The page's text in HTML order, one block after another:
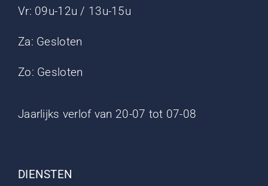
Vr: 09u-12u / 13u-15u
Za: Gesloten
Zo: Gesloten
Jaarlijks verlof van 20-07 tot 07-08
DIENSTEN